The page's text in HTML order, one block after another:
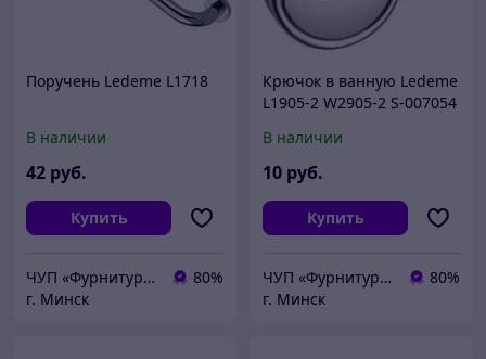
Поручень Ledeme L1718
В наличии
42 руб.
Купить
ЧУП «Фурнитурка-бай»
80%
г. Минск
Крючок в ванную Ledeme
L1905-2 W2905-2 S-007054
В наличии
10 руб.
Купить
ЧУП «Фурнитурка-бай»
80%
г. Минск